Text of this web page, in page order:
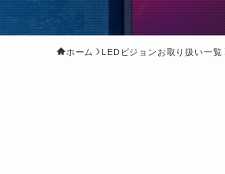
ホーム LEDビジョンお取り扱い一覧